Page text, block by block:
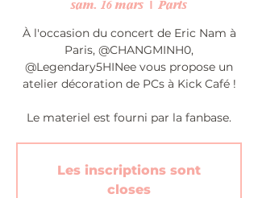
sam. 16 mars
  |
Paris
À l'occasion du concert de Eric Nam à
Paris, @CHANGMINH0,
@Legendary5HINee vous propose un
atelier décoration de PCs à Kick Café !
Le materiel est fourni par la fanbase.
Les inscriptions sont
closes